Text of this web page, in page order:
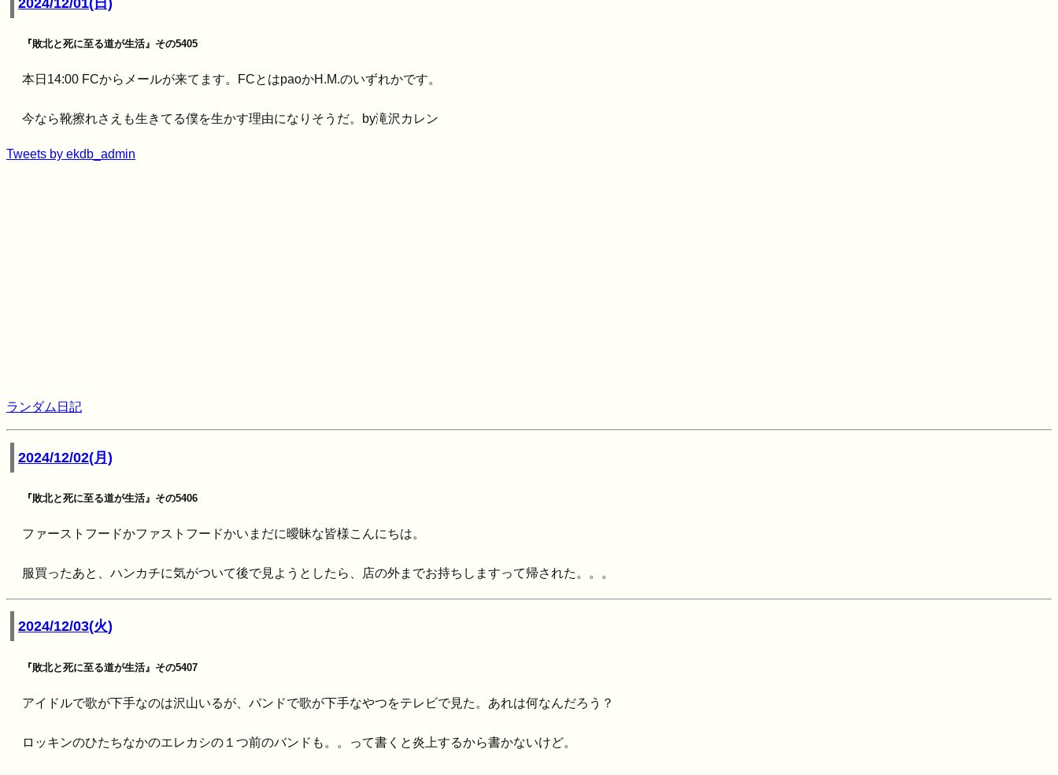
『敗北と死に至る道が生活』その5405
本日14:00 FCからメールが来てます。FCとはpaoかH.M.のいずれかです。
今なら靴擦れさえも生きてる僕を生かす理由になりそうだ。by滝沢カレン
Tweets by ekdb_admin
ランダム日記
2024/12/02(月)
『敗北と死に至る道が生活』その5406
ファーストフードかファストフードかいまだに曖昧な皆様こんにちは。
服買ったあと、ハンカチに気がついて後で見ようとしたら、店の外までお持ちしますって帰された。。。
2024/12/03(火)
『敗北と死に至る道が生活』その5407
アイドルで歌が下手なのは沢山いるが、バンドで歌が下手なやつをテレビで見た。あれは何なんだろう？
ロッキンのひたちなかのエレカシの１つ前のバンドも。。って書くと炎上するから書かないけど。